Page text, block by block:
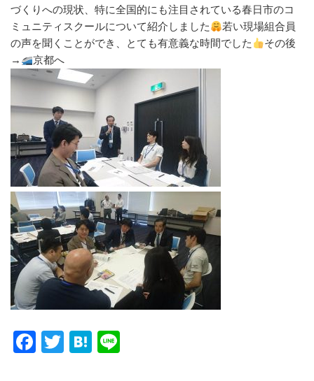
づくりへの現状、特に全国的にも注目されている春日市のコ
ミュニティスクールについて紹介しました
若い現場組合員
の声を聞くことができ、とても有意義な時間でした
その後
→
京都へ
F
T
H